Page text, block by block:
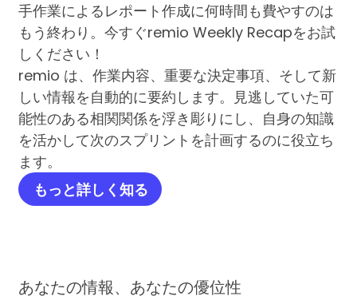
手作業によるレポート作成に何時間も費やすのは
もう終わり。今すぐremio Weekly Recapをお試
しください！
remio は、作業内容、重要な決定事項、そして新
しい情報を自動的に要約します。見逃していた可
能性のある相関関係を浮き彫りにし、自身の知識
を活かして次のスプリントを計画するのに役立ち
ます。
もっと詳しく知る
あなたの情報、あなたの優位性